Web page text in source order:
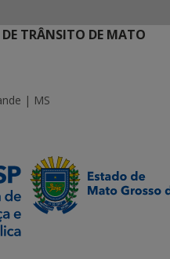
TRÂNSITO DE MATO
| MS